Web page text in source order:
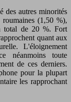
des autres minorités
(1,50 %),
total de 20 %. Fort
quant aux
L'éloignement
néanmoins toute
de ces derniers.
pour la plupart
les rapprochant